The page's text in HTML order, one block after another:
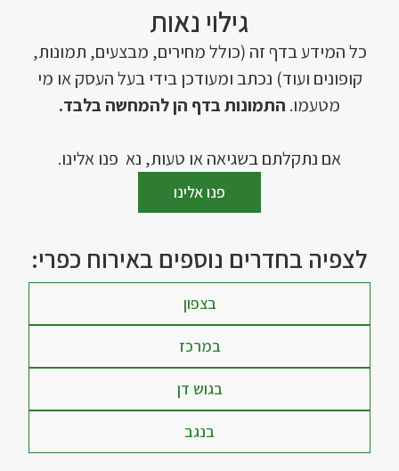
גילוי נאות
כל המידע בדף זה (כולל מחירים, מבצעים, תמונות,
קופונים ועוד) נכתב ומעודכן בידי בעל העסק או מי
מטעמו. התמונות בדף הן להמחשה בלבד.
אם נתקלתם בשגיאה או טעות, נא פנו אלינו.
פנו אלינו
לצפיה בחדרים נוספים באירוח כפרי:
בצפון
במרכז
בגוש דן
בנגב